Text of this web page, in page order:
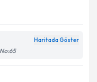
Haritada Göster